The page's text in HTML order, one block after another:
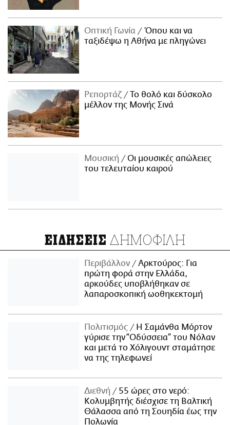
Οπτική Γωνία
Όπου και να
ταξιδέψω η Αθήνα με πληγώνει
Ρεπορτάζ
Το θολό και δύσκολο
μέλλον της Μονής Σινά
Μουσική
Οι μουσικές απώλειες
του τελευταίου καιρού
ΕΙΔΗΣΕΙΣ ΔΗΜΟΦΙΛΗ
Περιβάλλον
Αρκτούρος: Για
πρώτη φορά στην Ελλάδα,
αρκούδες υποβλήθηκαν σε
λαπαροσκοπική ωοθηκεκτομή
Πολιτισμός
Η Σαμάνθα Μόρτον
γύρισε την “Οδύσσεια” του Νόλαν
και μετά το Χόλιγουντ σταμάτησε
να της τηλεφωνεί
Διεθνή
55 ώρες στο νερό:
Κολυμβητής διέσχισε τη Βαλτική
Θάλασσα από τη Σουηδία έως την
Πολωνία